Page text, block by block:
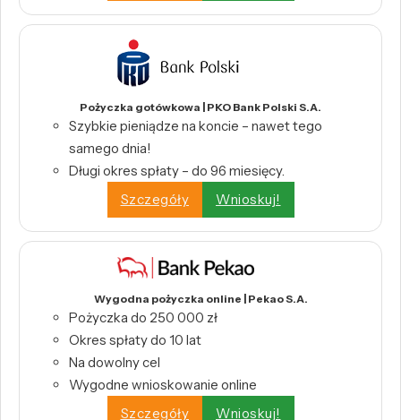
Pożyczka gotówkowa | PKO Bank Polski S.A.
Szybkie pieniądze na koncie – nawet tego
samego dnia!
Długi okres spłaty – do 96 miesięcy.
Szczegóły
Wnioskuj!
Wygodna pożyczka online | Pekao S.A.
Pożyczka do 250 000 zł
Okres spłaty do 10 lat
Na dowolny cel
Wygodne wnioskowanie online
Szczegóły
Wnioskuj!